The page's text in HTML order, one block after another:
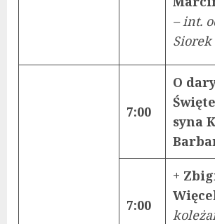
– int.
Siorek
7:00
O
syna
7:00
+